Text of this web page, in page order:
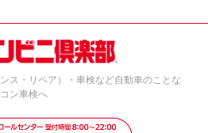
ス・リペア）・車検など自動車のことな
ン車検へ